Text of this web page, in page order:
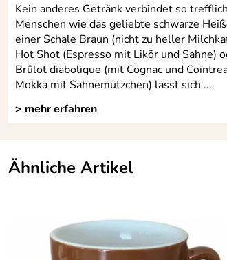
Kein anderes Getränk verbindet so
Menschen wie das geliebte schwarze
einer Schale Braun (nicht zu heller
Hot Shot (Espresso mit Likör und Sahne)
Brûlot diabolique (mit Cognac und
Mokka mit Sahnemützchen) lässt sich ...
> mehr erfahren
Ähnliche Artikel